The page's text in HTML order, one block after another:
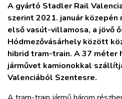
WEBSHOP
BELÉPÉS
REGISZTRÁCIÓ
A gyártó Stadler Rail
szerint 2021. január közepén
első vasút-villamosa, a jövő
Hódmezővásárhely között
hibrid tram-train. A 37 méter
járművet kamionokkal
Valenciából Szentesre.